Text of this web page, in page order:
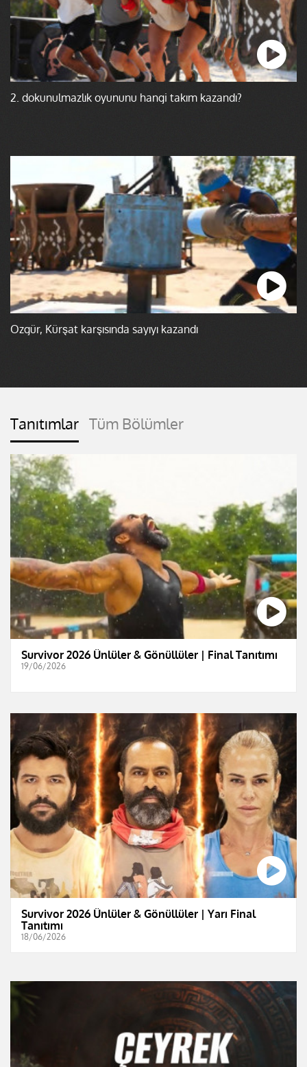
2. dokunulmazlık oyununu hangi takım kazandı?
Özgür, Kürşat karşısında sayıyı kazandı
Tanıtımlar Tüm Bölümler
Survivor 2026 Ünlüler & Gönüllüler | Final Tanıtımı
19/06/2026
Survivor 2026 Ünlüler & Gönüllüler | Yarı Final
Tanıtımı
18/06/2026